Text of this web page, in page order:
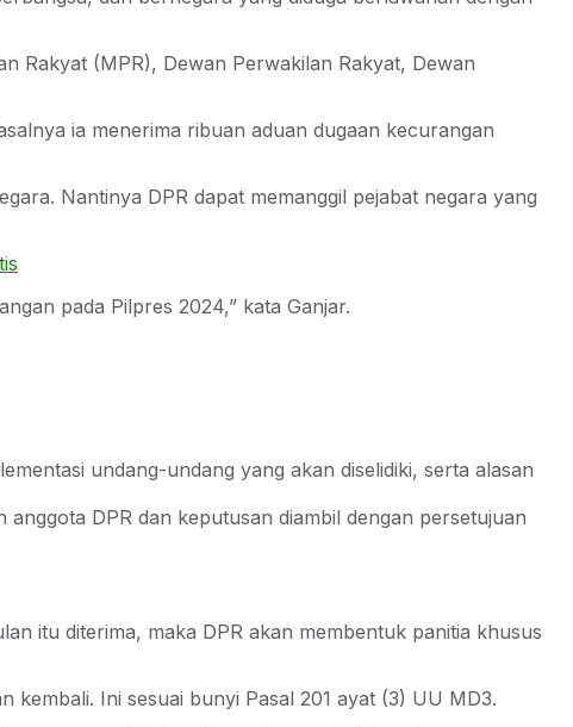
Rakyat (MPR), Dewan Perwakilan Rakyat, Dewan
ia menerima ribuan aduan dugaan kecurangan
Nantinya DPR dapat memanggil pejabat negara yang
pada Pilpres 2024,” kata Ganjar.
undang-undang yang akan diselidiki, serta alasan
DPR dan keputusan diambil dengan persetujuan
itu diterima, maka DPR akan membentuk panitia khusus
kembali. Ini sesuai bunyi Pasal 201 ayat (3) UU MD3.